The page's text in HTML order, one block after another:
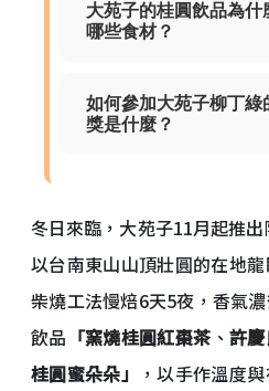
大苑子的桂圓飲品為什
哪些食材？
如何參加大苑子柳丁綠
獎是什麼？
冬日來臨，大苑子11月起推出
以台南東山山頂壯圓的在地
柴燒工法慢焙6天5夜，香氣
飲品 「窯燒桂圓紅棗茶 、 許
桂圓蜜朵朵」
，以手作溫度